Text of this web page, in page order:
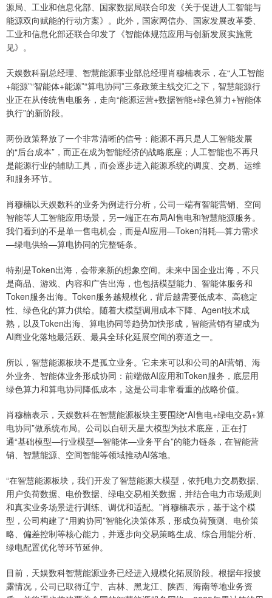
源局、工业和信息化部、国家数据局联合印发《关于促进人工智能与
能源双向赋能的行动方案》。此外，国家网信办、国家发展改革委、
工业和信息化部还联合印发了《智能体规范应用与创新发展实施意
见》。
天娱数科副总经理、智慧能源事业部总经理肖穆楠表示，在“人工智能
+能源”“智能体+能源”“算电协同”三条政策主线交汇之下，智慧能源行
业正在从传统售电服务，走向“能源运营+数据智能+绿色算力+智能体
执行”的新阶段。
两份政策释放了一个非常清晰的信号：能源不再只是人工智能发展
的“后台成本”，而正在成为智能经济的战略底座；人工智能也不再只
是能源行业的辅助工具，而会逐步进入能源系统的调度、交易、运维
和服务环节。
肖穆楠以天娱数科的业务为例进行分析，公司一端有智能营销、空间
智能等人工智能应用场景，另一端正在布局AI售电和智慧能源服务。
我们看到的不是单一售电机会，而是AI应用—Token消耗—算力需求
—绿电供给—算电协同的完整链条。
特别是Token出海，会带来新的想象空间。未来中国企业出海，不只
是商品、游戏、内容和广告出海，也包括模型能力、智能体服务和
Token服务出海。Token服务越规模化，背后越需要低成本、高稳定
性、绿色化的算力供给。随着大模型调用成本下降、Agent技术成
熟，以及Token出海、算电协同等趋势加快形成，智能营销有望成为
AI商业化落地最活跃、最具全球化延展空间的赛道之一。
所以，智慧能源板块不是孤立业务。它未来可以和公司的AI营销、海
外业务、智能体业务形成协同：前端做AI应用和Token服务，底层用
绿色算力和算电协同降低成本，这是公司非常看重的战略价值。
肖穆楠表示，天娱数科在智慧能源板块主要围绕“AI售电+绿电交易+算
电协同”做系统布局。公司以自研天星大模型为技术底座，正在打
通“基础模型—行业模型—智能体—业务平台”的能力链条，在智能营
销、智慧能源、空间智能等领域推动AI落地。
“在智慧能源板块，我们开发了智慧能源大模型，依托电力交易数据、
用户负荷数据、电价数据、绿电交易相关数据，并结合电力市场规则
和真实业务场景进行训练、调优和适配。”肖穆楠表示，基于这个模
型，公司构建了“用购协同”智能化决策体系，形成负荷预测、电价策
略、偏差控制等核心能力，并逐步向交易策略生成、综合用能分析、
绿电配置优化等环节延伸。
目前，天娱数科智慧能源业务已经进入规模化拓展阶段。根据年报披
露情况，公司已取得辽宁、吉林、黑龙江、陕西、海南等地业务资